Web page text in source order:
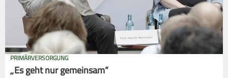
PRIMÄRVERSORGUNG
„Es geht nur gemeinsam“